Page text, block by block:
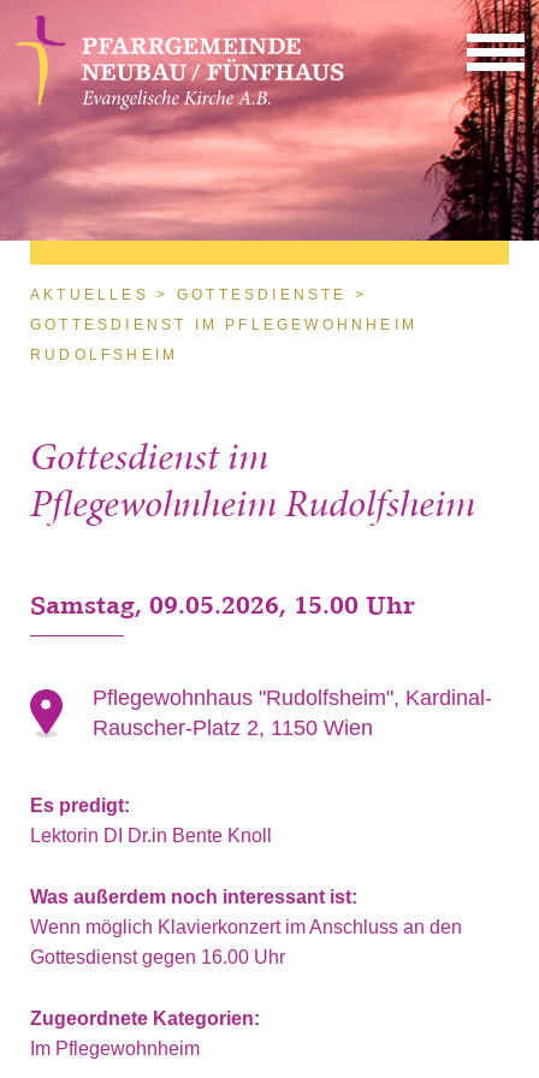
Direkt zum Inhalt
Sie sind hier
AKTUELLES
GOTTESDIENSTE
GOTTESDIENST IM PFLEGEWOHNHEIM
RUDOLFSHEIM
Gottesdienst im
Pflegewohnheim Rudolfsheim
Samstag, 09.05.2026, 15.00 Uhr
Pflegewohnhaus "Rudolfsheim", Kardinal-
Rauscher-Platz 2, 1150 Wien
Es predigt:
Lektorin DI Dr.in Bente Knoll
Was außerdem noch interessant ist:
Wenn möglich Klavierkonzert im Anschluss an den
Gottesdienst gegen 16.00 Uhr
Zugeordnete Kategorien:
Im Pflegewohnheim